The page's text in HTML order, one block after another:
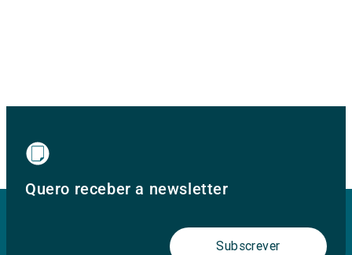
Quero receber a newsletter
Subscrever